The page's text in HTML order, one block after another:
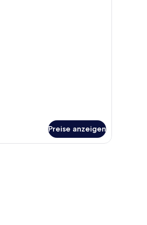
Preise anzeigen
einer Nachttischlampe und einem Fenster